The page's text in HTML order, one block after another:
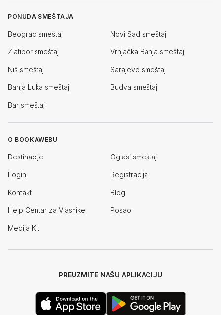
PONUDA SMEŠTAJA
Beograd smeštaj Novi Sad smeštaj
Zlatibor smeštaj Vrnjačka Banja smeštaj
Niš smeštaj Sarajevo smeštaj
Banja Luka smeštaj Budva smeštaj
Bar smeštaj
O BOOKAWEBU
Destinacije Oglasi smeštaj
Login Registracija
Kontakt Blog
Help Centar za Vlasnike Posao
Medija Kit
PREUZMITE NAŠU APLIKACIJU